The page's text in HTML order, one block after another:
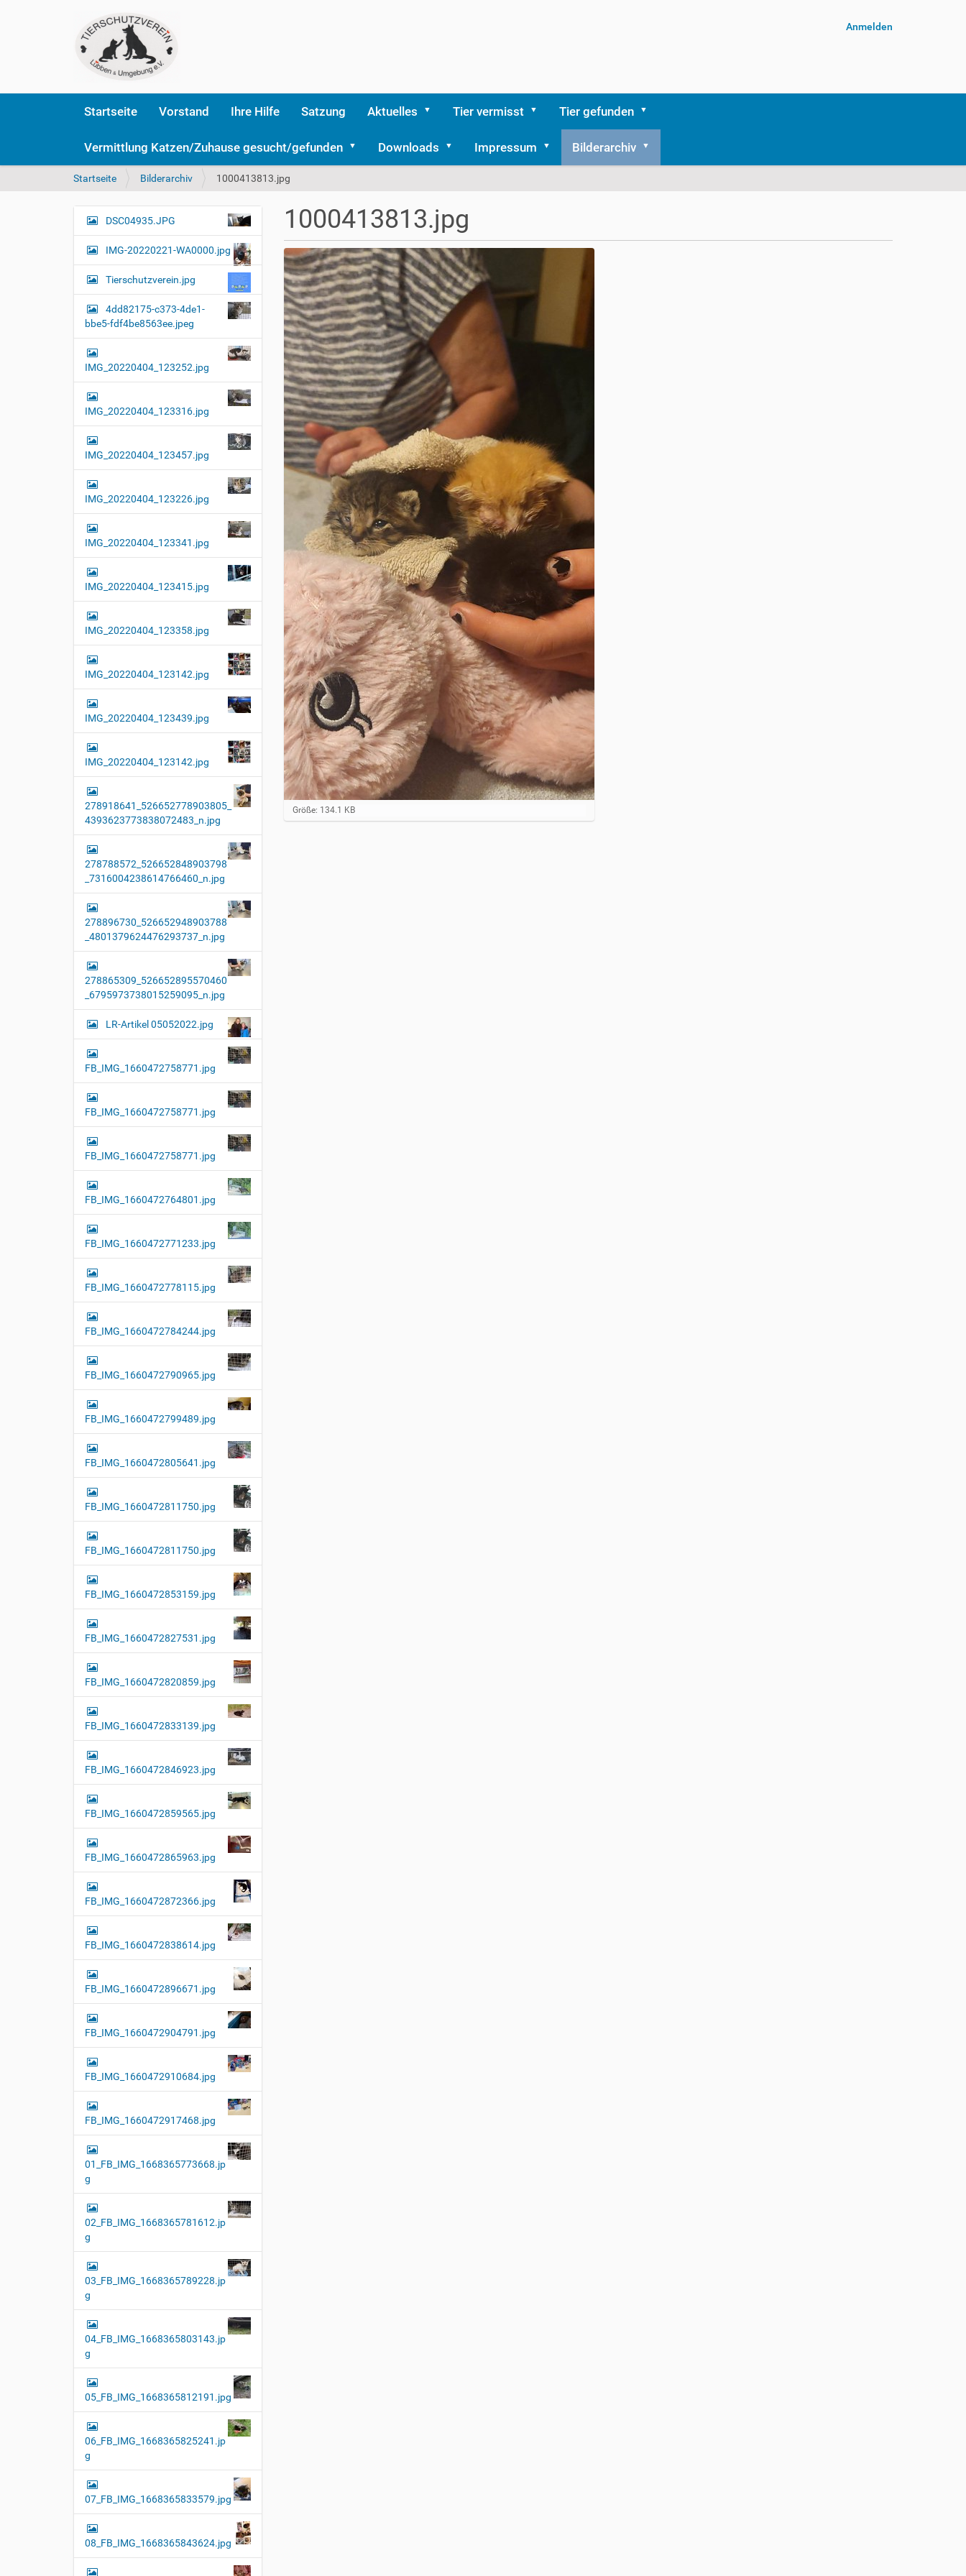
Anmelden
Startseite Vorstand Ihre Hilfe Satzung Aktuelles Tier vermisst Tier gefunden
Vermittlung Katzen/Zuhause gesucht/gefunden Downloads Impressum Bilderarchiv
S
e
i
d
i
Startseite Bilderarchiv 1000413813.jpg
1000413813.jpg
Z
e
Größe: 134.1 KB
N
i
g
a
t
i
o
n
DSC04935.JPG
IMG-20220221-WA0000.jpg
Tierschutzverein.jpg
4dd82175-c373-4de1-
bbe5-fdf4be8563ee.jpeg
IMG_20220404_123252.jpg
IMG_20220404_123316.jpg
IMG_20220404_123457.jpg
IMG_20220404_123226.jpg
IMG_20220404_123341.jpg
IMG_20220404_123415.jpg
IMG_20220404_123358.jpg
IMG_20220404_123142.jpg
IMG_20220404_123439.jpg
IMG_20220404_123142.jpg
278918641_526652778903805_
4393623773838072483_n.jpg
278788572_526652848903798
_7316004238614766460_n.jpg
278896730_526652948903788
_4801379624476293737_n.jpg
278865309_526652895570460
_6795973738015259095_n.jpg
LR-Artikel 05052022.jpg
FB_IMG_1660472758771.jpg
FB_IMG_1660472758771.jpg
FB_IMG_1660472758771.jpg
FB_IMG_1660472764801.jpg
FB_IMG_1660472771233.jpg
FB_IMG_1660472778115.jpg
FB_IMG_1660472784244.jpg
FB_IMG_1660472790965.jpg
FB_IMG_1660472799489.jpg
FB_IMG_1660472805641.jpg
FB_IMG_1660472811750.jpg
FB_IMG_1660472811750.jpg
FB_IMG_1660472853159.jpg
FB_IMG_1660472827531.jpg
FB_IMG_1660472820859.jpg
FB_IMG_1660472833139.jpg
FB_IMG_1660472846923.jpg
FB_IMG_1660472859565.jpg
FB_IMG_1660472865963.jpg
FB_IMG_1660472872366.jpg
FB_IMG_1660472838614.jpg
FB_IMG_1660472896671.jpg
FB_IMG_1660472904791.jpg
FB_IMG_1660472910684.jpg
FB_IMG_1660472917468.jpg
01_FB_IMG_1668365773668.jp
g
02_FB_IMG_1668365781612.jp
g
03_FB_IMG_1668365789228.jp
g
04_FB_IMG_1668365803143.jp
g
05_FB_IMG_1668365812191.jpg
06_FB_IMG_1668365825241.jp
g
07_FB_IMG_1668365833579.jpg
08_FB_IMG_1668365843624.jpg